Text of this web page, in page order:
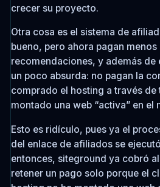
crecer su proyecto.
Otra cosa es el sistema de
bueno, pero ahora pagan menos
recomendaciones, y además de
un poco absurda: no pagan la
comprado el hosting a través de
montado una web “activa” en el
Esto es ridículo, pues ya el
del enlace de afiliados se
entonces, siteground ya cobró
retener un pago solo porque el